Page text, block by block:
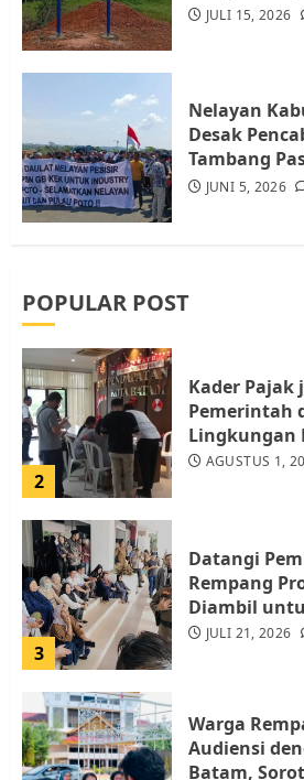
JULI 15, 2026
Nelayan
Desak
Tambang
JUNI 5, 2026
POPULAR POST
5
JULI 15, 2026
1
2
Kader Pajak
Pemerintah
Lingkungan
AGUSTUS 1,
3
Datangi
Rempang
Diambil
JULI 21, 2026
Warga
Audiensi
Batam,